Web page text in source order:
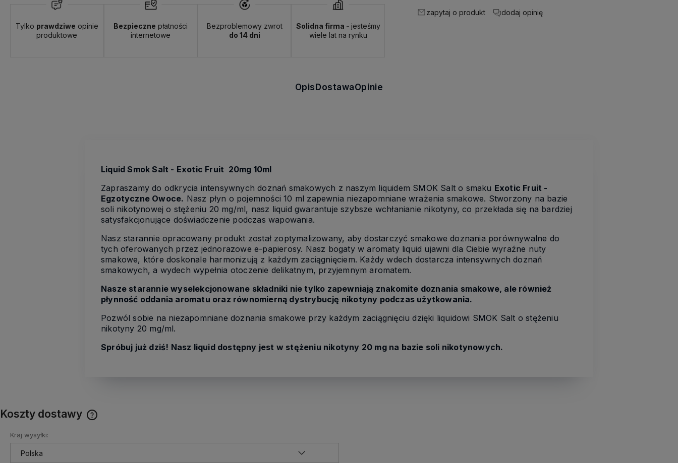
Tylko prawdziwe opinie
produktowe
Bezpieczne płatności
internetowe
Bezproblemowy zwrot
do 14 dni
Solidna firma - jesteśmy
wiele lat na rynku
zapytaj o produkt dodaj opinię
Opis DostawaOpinie
Liquid Smok Salt - Exotic Fruit 20mg 10ml
Zapraszamy do odkrycia intensywnych doznań smakowych z naszym liquidem SMOK Salt o smaku Exotic Fruit -
Egzotyczne Owoce. Nasz płyn o pojemności 10 ml zapewnia niezapomniane wrażenia smakowe. Stworzony na bazie
soli nikotynowej o stężeniu 20 mg/ml, nasz liquid gwarantuje szybsze wchłanianie nikotyny, co przekłada się na bardziej
satysfakcjonujące doświadczenie podczas wapowania.
Nasz starannie opracowany produkt został zoptymalizowany, aby dostarczyć smakowe doznania porównywalne do
tych oferowanych przez jednorazowe e-papierosy. Nasz bogaty w aromaty liquid ujawni dla Ciebie wyraźne nuty
smakowe, które doskonale harmonizują z każdym zaciągnięciem. Każdy wdech dostarcza intensywnych doznań
smakowych, a wydech wypełnia otoczenie delikatnym, przyjemnym aromatem.
Nasze starannie wyselekcjonowane składniki nie tylko zapewniają znakomite doznania smakowe, ale również
płynność oddania aromatu oraz równomierną dystrybucję nikotyny podczas użytkowania.
Pozwól sobie na niezapomniane doznania smakowe przy każdym zaciągnięciu dzięki liquidowi SMOK Salt o stężeniu
nikotyny 20 mg/ml.
Spróbuj już dziś! Nasz liquid dostępny jest w stężeniu nikotyny 20 mg na bazie soli nikotynowych.
Koszty dostawy
Kraj wysyłki: